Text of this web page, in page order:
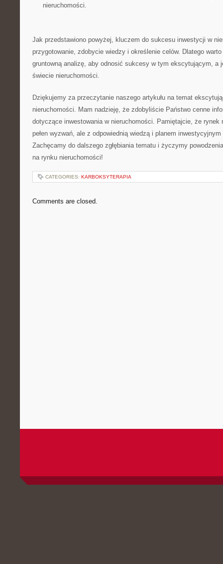
nieruchomości.
Jak przedstawiono powyżej, kluczem do sukcesu inwestycji w⁢
przygotowanie, zdobycie wiedzy i​ określenie celów.⁤ Dlatego
gruntowną​ analizę, ​aby odnosić sukcesy w tym⁢ ekscytującym, a
świecie nieruchomości.
Dziękujemy ⁣za przeczytanie naszego artykułu na temat
nieruchomości. Mam nadzieję, że zdobyliście Państwo cenne
dotyczące inwestowania w nieruchomości. Pamiętajcie, że rynek
⁣pełen wyzwań, ale ‌z odpowiednią wiedzą i planem
Zachęcamy do dalszego​ zgłębiania tematu⁣ i życzymy
na rynku nieruchomości!
CATEGORIES: KARBOKSYTERAPIA
Comments are closed.